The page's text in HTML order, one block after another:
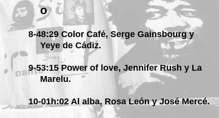
o
8-48:29 Color Café, Serge Gainsbourg y
Yeye de Cádiz.
9-53:15 Power of love, Jennifer Rush y La
Marelu.
10-01h:02 Al alba, Rosa León y José Mercé.